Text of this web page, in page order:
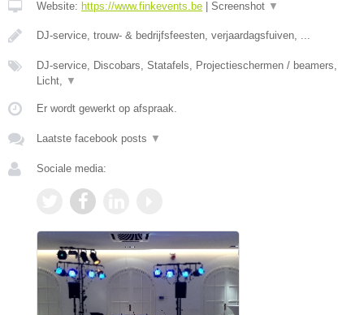
Website: https://www.finkevents.be Screenshot ▼
DJ-service, trouw- & bedrijfsfeesten, verjaardagsfuiven, ...
DJ-service, Discobars, Statafels, Projectieschermen / beamers,
Licht,
▼
Er wordt gewerkt op afspraak.
Laatste facebook posts ▼
Sociale media: